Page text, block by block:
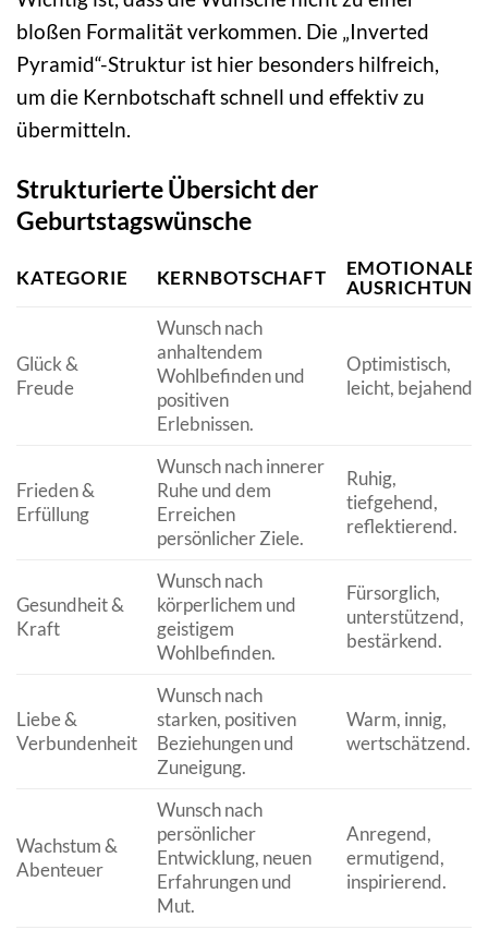
bloßen Formalität verkommen. Die „Inverted
Pyramid“-Struktur ist hier besonders hilfreich,
um die Kernbotschaft schnell und effektiv zu
übermitteln.
Strukturierte Übersicht der
Geburtstagswünsche
KATEGORIE KERNBOTSCHAFT
EMOTIONALE
AUSRICHTUNG
Glück &
Freude
Wunsch nach
anhaltendem
Wohlbefinden und
positiven
Erlebnissen.
Optimistisch,
leicht, bejahend.
Frieden &
Erfüllung
Wunsch nach innerer
Ruhe und dem
Erreichen
persönlicher Ziele.
Ruhig,
tiefgehend,
reflektierend.
Gesundheit &
Kraft
Wunsch nach
körperlichem und
geistigem
Wohlbefinden.
Fürsorglich,
unterstützend,
bestärkend.
Liebe &
Verbundenheit
Wunsch nach
starken, positiven
Beziehungen und
Zuneigung.
Warm, innig,
wertschätzend.
Wachstum &
Abenteuer
Wunsch nach
persönlicher
Entwicklung, neuen
Erfahrungen und
Mut.
Anregend,
ermutigend,
inspirierend.